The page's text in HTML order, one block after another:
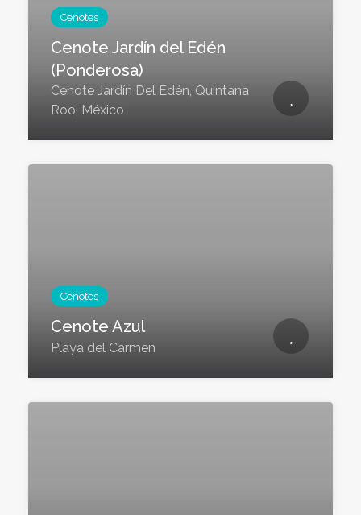
Cenotes
Cenote Jardín del Edén
(Ponderosa)
Cenote Jardín Del Edén, Quintana
Roo, México
Cenotes
Cenote Azul
Playa del Carmen